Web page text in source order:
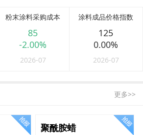
粉末涂料采购成本
85
-2.00%
2026-07
涂料成品价格指数
125
0.00%
2026-07
更多>>
聚酰胺蜡